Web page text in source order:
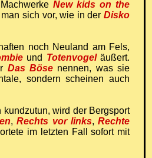
New kids on the
man sich vor, wie in derDisko
noch Neuland am Fels,
und Totenvogeläußert.
Das Bösenennen, was sie
sondern scheinen auch
wird der Bergsport
,Rechts vor links,Rechte
im letzten Fall sofort mit